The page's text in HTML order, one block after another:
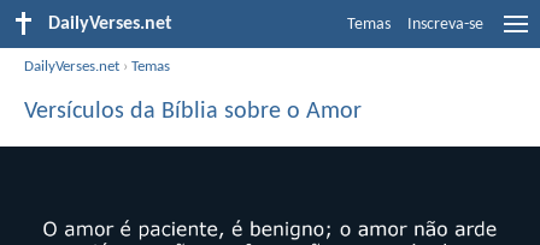
DailyVerses.net Temas Inscreva-se
DailyVerses.net ›Temas
Versículos da Bíblia sobre o Amor